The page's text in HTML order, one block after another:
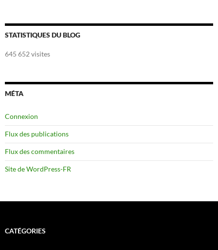
STATISTIQUES DU BLOG
645 652 visites
MÉTA
Connexion
Flux des publications
Flux des commentaires
Site de WordPress-FR
CATÉGORIES